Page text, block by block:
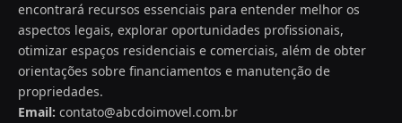
encontrará recursos essenciais para entender melhor os
aspectos legais, explorar oportunidades profissionais,
otimizar espaços residenciais e comerciais, além de obter
orientações sobre financiamentos e manutenção de
propriedades.
Email: contato@abcdoimovel.com.br